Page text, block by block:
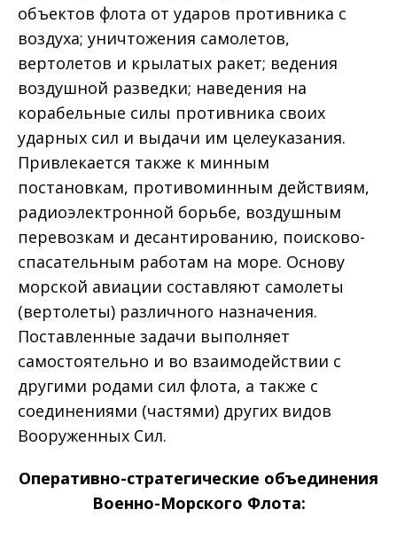
объектов флота от ударов противника с
воздуха; уничтожения самолетов,
вертолетов и крылатых ракет; ведения
воздушной разведки; наведения на
корабельные силы противника своих
ударных сил и выдачи им целеуказания.
Привлекается также к минным
постановкам, противоминным действиям,
радиоэлектронной борьбе, воздушным
перевозкам и десантированию, поисково-
спасательным работам на море. Основу
морской авиации составляют самолеты
(вертолеты) различного назначения.
Поставленные задачи выполняет
самостоятельно и во взаимодействии с
другими родами сил флота, а также с
соединениями (частями) других видов
Вооруженных Сил.
Оперативно-стратегические объединения
Военно-Морского Флота: